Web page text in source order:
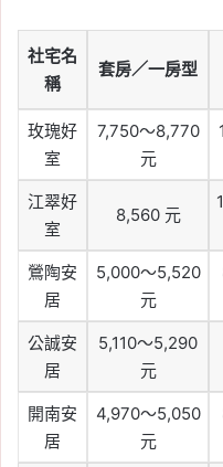
社宅名
稱
套房／一房型
玫瑰好
室
7,750～8,770
元
江翠好
室
8,560 元
鶯陶安
居
5,000～5,520
元
公誠安
居
5,110～5,290
元
開南安
居
4,970～5,050
元